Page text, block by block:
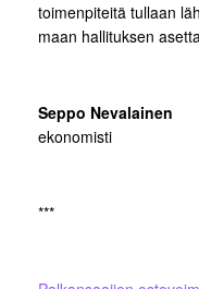
toimenpiteitä tullaan
maan hallituksen
Seppo Nevalainen
ekonomisti
***